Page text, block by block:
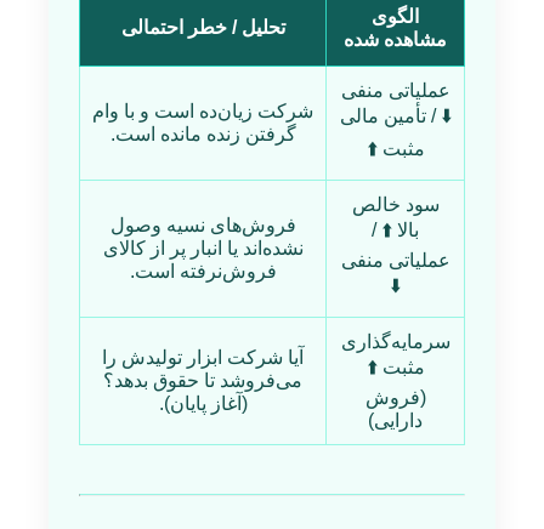
الگوی
مشاهده شده
تحلیل / خطر احتمالی
عملیاتی منفی
⬇️ / تأمین مالی
مثبت ⬆️
شرکت زیان‌ده است و با وام
گرفتن زنده مانده است.
سود خالص
بالا ⬆️ /
عملیاتی منفی
⬇️
فروش‌های نسیه وصول
نشده‌اند یا انبار پر از کالای
فروش‌نرفته است.
سرمایه‌گذاری
مثبت ⬆️
(فروش
دارایی)
آیا شرکت ابزار تولیدش را
می‌فروشد تا حقوق بدهد؟
(آغاز پایان).